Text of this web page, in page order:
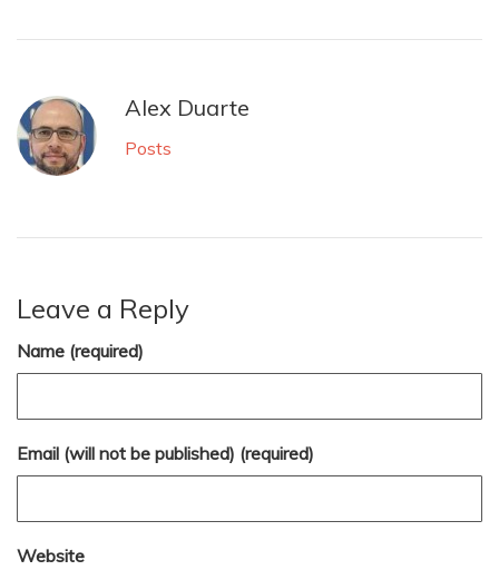
Alex Duarte
Posts
Leave a Reply
Name (required)
Email (will not be published) (required)
Website